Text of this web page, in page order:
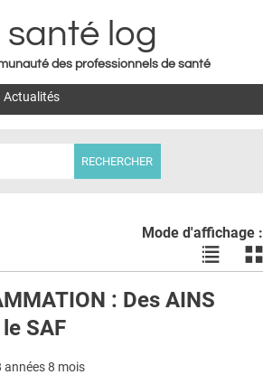
to navigation
santé log
des professionnels de santé
Actualités
Mode d'affichage :
Voir
les
en
les
: Des AINS
SAF
années 8 mois